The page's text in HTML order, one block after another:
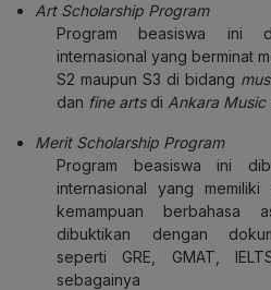
Art Scholarship Program
Program beasiswa ini
internasional yang berminat
S2 maupun S3 di bidang
dan fine arts di Ankara Music
Merit Scholarship Program
Program beasiswa ini
internasional yang
kemampuan
dibuktikan dengan
seperti GRE, GMAT,
sebagainya